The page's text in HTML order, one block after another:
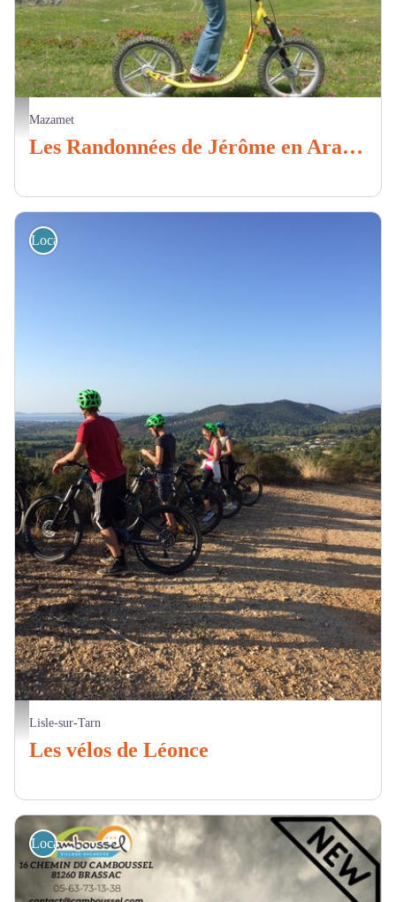
Les Randos de Jérôme en VTT et Arapaho_Mazamet
Mazamet
Les Randonnées de Jérôme en Arapahos
Les vélos de Léonce - Vélo de Léonce
Location de vélos
Lisle-sur-Tarn
Les vélos de Léonce
Location de vélos